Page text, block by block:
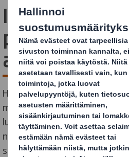
Innovaatiot
ammattilaisten
Hyvin suunniteltu pakkaus
mutta se ei riitä. Pakkauksen
luontoa että rahaa, tuoda
näyttävästi esiin ja usein vielä
silmää.